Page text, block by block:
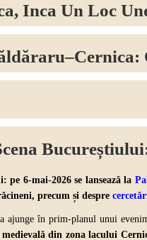
Inca Un Loc
pe 6-mai-2026 se lansează la
precum și despre
ajunge în prim-planul unui
medievală din zona lacului